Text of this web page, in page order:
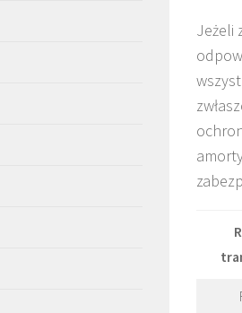
Jeżeli